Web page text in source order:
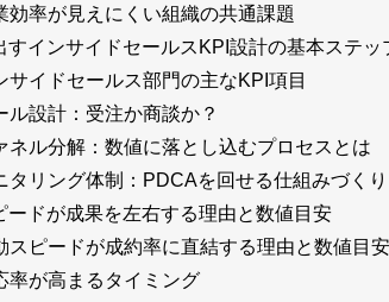
効率が見えにくい組織の共通課題
すインサイドセールスKPI設計の基本ステッ
サイドセールス部門の主なKPI項目
ル設計：受注か商談か？
ネル分解：数値に落とし込むプロセスとは
タリング体制：PDCAを回せる仕組みづくり
ードが成果を左右する理由と数値目安
スピードが成約率に直結する理由と数値目安
率が高まるタイミング